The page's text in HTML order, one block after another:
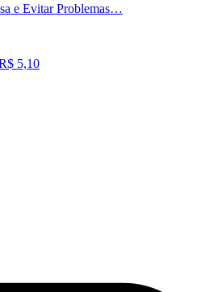
e Evitar Problemas…
5,10